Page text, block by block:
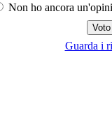
Non ho ancora
Guarda i